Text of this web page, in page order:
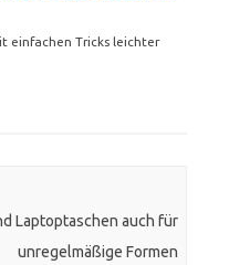
einfachen Tricks leichter
Laptoptaschen auch für
unregelmäßige Formen